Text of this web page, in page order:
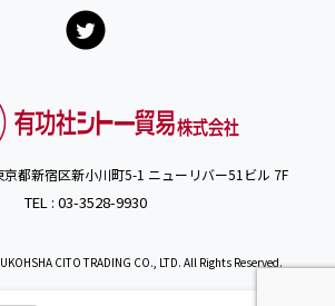
都新宿区新小川町5-1 ニューリバー51ビル 7F
TEL : 03-3528-9930
CITO TRADING CO., LTD. All Rights Reserved.